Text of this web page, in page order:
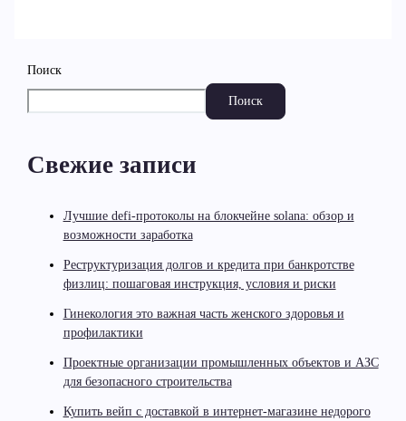
Поиск
Поиск
Свежие записи
Лучшие defi-протоколы на блокчейне solana: обзор и
возможности заработка
Реструктуризация долгов и кредита при банкротстве
физлиц: пошаговая инструкция, условия и риски
Гинекология это важная часть женского здоровья и
профилактики
Проектные организации промышленных объектов и АЗС
для безопасного строительства
Купить вейп с доставкой в интернет-магазине недорого